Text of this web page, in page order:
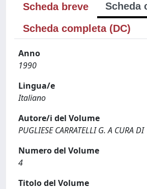
Scheda breve
Scheda
Scheda completa (DC)
Anno
1990
Lingua/e
Italiano
Autore/i del Volume
PUGLIESE CARRATELLI G. A CURA DI
Numero del Volume
4
Titolo del Volume